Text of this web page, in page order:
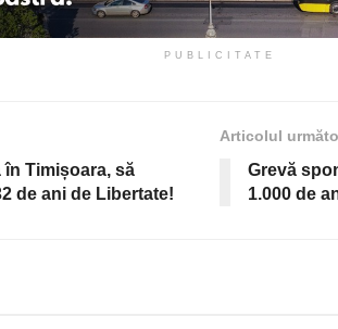
PUBLICITATE
Timișoara, să
de ani de Libertate!
Articolul
Grevă
1.000 de